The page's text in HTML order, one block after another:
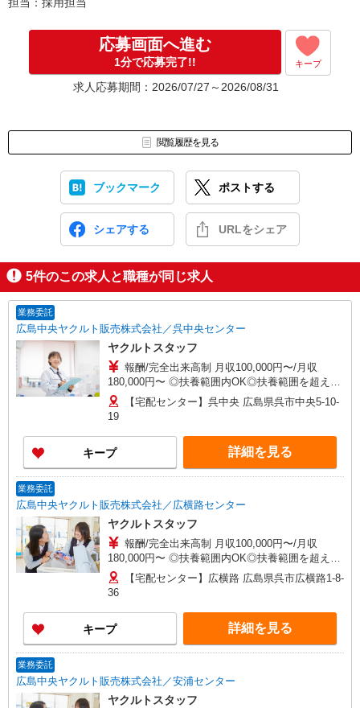
応募画面へ進む
1分で応募完了!! キープ
求人応募期間：2026/07/27～2026/08/31
閲覧履歴を見る
ブックマーク ポストする
シェアする URLをシェア
5件のこの求人と職種が同じ求人
業務委託
広島中央ヤクルト販売株式会社／呉中央センター
ヤクルトスタッフ
報酬/完全出来高制 月収100,000円〜/月収
180,000円〜 ◎扶養範囲内OK◎扶養範囲を超える
高収入も歓迎 ◆働き方を選べるお仕事です ≪勤務
例≫ ※勤務地で異なる ［1］9：00〜14：30 月
◆研修制度と収入補償で、初めてでも安心！※収
入補償：月8万円（3ヶ月間） ◆商品買取りなし！
しっかり稼げます◎ ※研修期間／5日間／4000円
【宅配センター】呉中央 広島県呉市中央5-10-
19
キープ 詳細を見る
業務委託
広島中央ヤクルト販売株式会社／広横路センター
ヤクルトスタッフ
報酬/完全出来高制 月収100,000円〜/月収
180,000円〜 ◎扶養範囲内OK◎扶養範囲を超える
高収入も歓迎 ◆働き方を選べるお仕事です ≪勤務
例≫ ※勤務地で異なる ［1］9：00〜14：30 月
◆研修制度と収入補償で、初めてでも安心！※収
入補償：月8万円（3ヶ月間） ◆商品買取りなし！
しっかり稼げます◎ ※研修期間／5日間／4000円
【宅配センター】広横路 広島県呉市広横路1-8-
36
キープ 詳細を見る
業務委託
広島中央ヤクルト販売株式会社／安浦センター
ヤクルトスタッフ